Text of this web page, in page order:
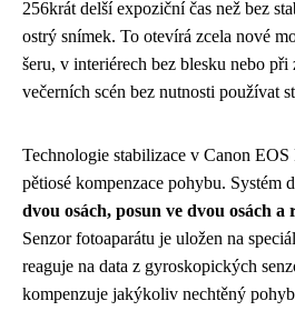
256krát delší expoziční čas než bez
ostrý snímek. To otevírá zcela nové
šeru, v interiérech bez blesku nebo při
večerních scén bez nutnosti používat
Technologie stabilizace v Canon
pětiosé kompenzace pohybu. Systém
dvou osách, posun ve dvou osách
Senzor fotoaparátu je uložen na
reaguje na data z gyroskopických
kompenzuje jakýkoliv nechtěný